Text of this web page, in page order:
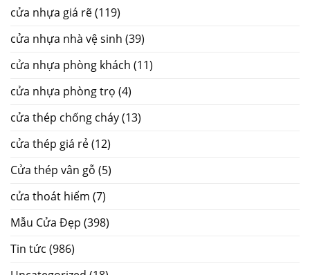
cửa nhựa giá rẽ(119)
cửa nhựa nhà vệ sinh (39)
cửa nhựa phòng khách (11)
cửa nhựa phòng trọ (4)
cửa thép chống cháy(13)
cửa thép giá rẻ(12)
Cửa thép vân gỗ (5)
cửa thoát hiểm (7)
Mẫu Cửa Đẹp (398)
Tin tức (986)